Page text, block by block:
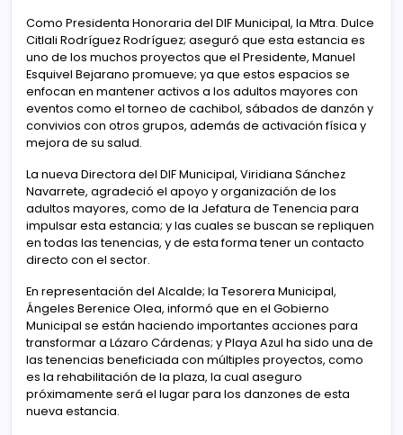
Como Presidenta Honoraria del DIF Municipal, la Mtra. Dulce
Citlali Rodríguez Rodríguez; aseguró que esta estancia es
uno de los muchos proyectos que el Presidente, Manuel
Esquivel Bejarano promueve; ya que estos espacios se
enfocan en mantener activos a los adultos mayores con
eventos como el torneo de cachibol, sábados de danzón y
convivios con otros grupos, además de activación física y
mejora de su salud.
La nueva Directora del DIF Municipal, Viridiana Sánchez
Navarrete, agradeció el apoyo y organización de los
adultos mayores, como de la Jefatura de Tenencia para
impulsar esta estancia; y las cuales se buscan se repliquen
en todas las tenencias, y de esta forma tener un contacto
directo con el sector.
En representación del Alcalde; la Tesorera Municipal,
Ángeles Berenice Olea, informó que en el Gobierno
Municipal se están haciendo importantes acciones para
transformar a Lázaro Cárdenas; y Playa Azul ha sido una de
las tenencias beneficiada con múltiples proyectos, como
es la rehabilitación de la plaza, la cual aseguro
próximamente será el lugar para los danzones de esta
nueva estancia.